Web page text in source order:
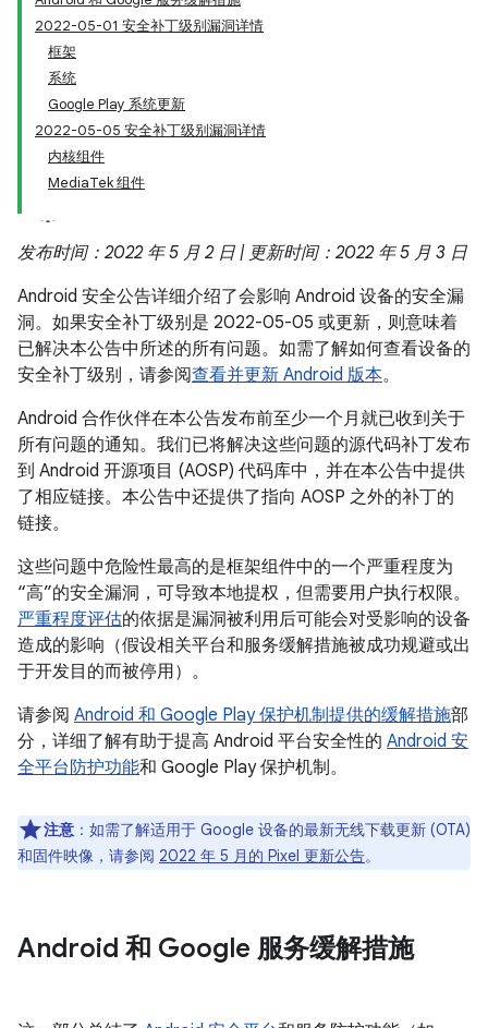
2022-05-01 安全补丁级别漏洞详情
框架
系统
Google Play 系统更新
2022-05-05 安全补丁级别漏洞详情
内核组件
MediaTek 组件
发布时间：2022 年 5 月 2 日 | 更新时间：2022 年 5 月 3 日
Android 安全公告详细介绍了会影响 Android 设备的安全漏
洞。如果安全补丁级别是 2022-05-05 或更新，则意味着
已解决本公告中所述的所有问题。如需了解如何查看设备的
安全补丁级别，请参阅查看并更新 Android 版本。
Android 合作伙伴在本公告发布前至少一个月就已收到关于
所有问题的通知。我们已将解决这些问题的源代码补丁发布
到 Android 开源项目 (AOSP) 代码库中，并在本公告中提供
了相应链接。本公告中还提供了指向 AOSP 之外的补丁的
链接。
这些问题中危险性最高的是框架组件中的一个严重程度为
“高”的安全漏洞，可导致本地提权，但需要用户执行权限。
严重程度评估的依据是漏洞被利用后可能会对受影响的设备
造成的影响（假设相关平台和服务缓解措施被成功规避或出
于开发目的而被停用）。
请参阅 Android 和 Google Play 保护机制提供的缓解措施部
分，详细了解有助于提高 Android 平台安全性的 Android 安
全平台防护功能和 Google Play 保护机制。
注意 ：如需了解适用于 Google 设备的最新无线下载更新 (OTA)
和固件映像，请参阅 2022 年 5 月的 Pixel 更新公告。
Android 和 Google 服务缓解措施